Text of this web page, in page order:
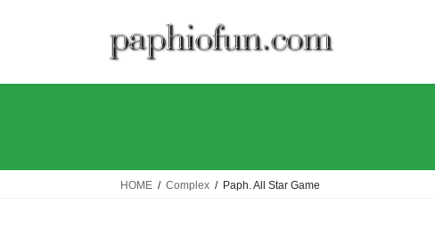
HOME Complex Paph. All Star Game